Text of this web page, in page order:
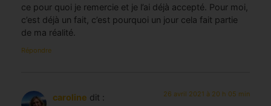
ce pour quoi je remercie et je l’ai déjà accepté. Pour moi,
c’est déjà un fait, c’est pourquoi un jour cela fait partie
de ma réalité.
Répondre
caroline dit : 26 avril 2021 à 20 h 05 min